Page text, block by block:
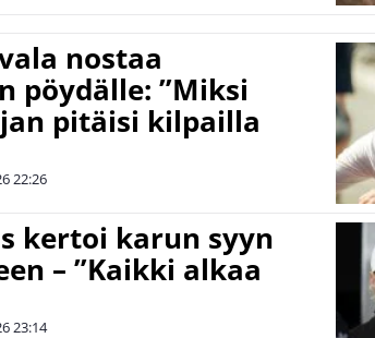
nostaa
pöydälle: ”Miksi
pitäisi kilpailla
22:26
kertoi karun syyn
– ”Kaikki alkaa
23:14